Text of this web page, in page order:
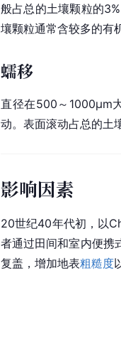
般占总的土壤颗粒的
壤颗粒通常含较多的有
蠕移
直径在500～1000μm
动。表面滚动占总的土
影响因素
20世纪40年代初，以
者通过田间和室内便携
复盖，增加地表粗糙度